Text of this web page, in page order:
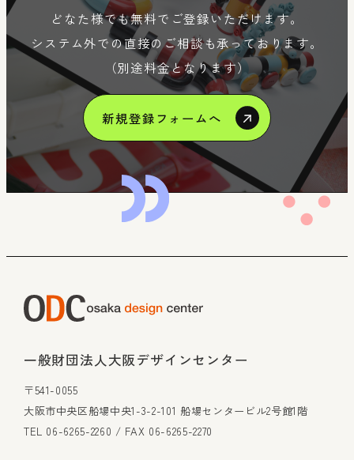
どなた様でも無料でご登録いただけます。
システム外での直接のご相談も承っております。
（別途料金となります）
新規登録フォームへ
一般財団法人大阪デザインセンター
〒541-0055
大阪市中央区船場中央1-3-2-101 船場センタービル2号館1階
TEL 06-6265-2260 / FAX 06-6265-2270